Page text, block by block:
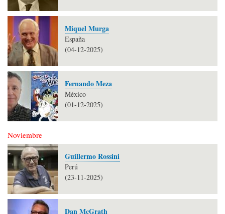
Miquel Murga
España
(04-12-2025)
Fernando Meza
México
(01-12-2025)
Noviembre
Guillermo Rossini
Perú
(23-11-2025)
Dan McGrath